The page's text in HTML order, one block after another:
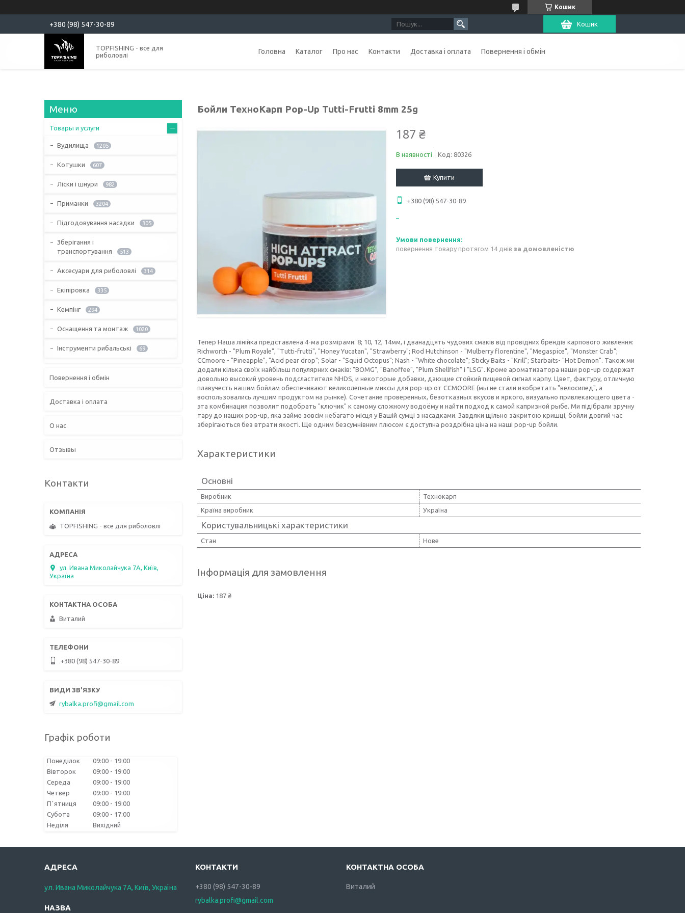
Кошик
+380 (98) 547-30-89 Кошик
TOPFISHING - все для
риболовлі
Головна Каталог Про нас Контакти Доставка і оплата Повернення і обмін
Бойли ТехноКарп Pop-Up Tutti-Frutti 8mm 25g
187 ₴
В наявності Код: 80326
Купити
+380 (98) 547-30-89
повернення товару протягом 14 днів за домовленістю
Тепер Наша лінійка представлена 4-ма розмірами: 8; 10, 12, 14мм, і дванадцять чудових смаків від провідних брендів карпового живлення:
Richworth - "Plum Royale", "Tutti-frutti", "Honey Yucatan", "Strawberry"; Rod Hutchinson - "Mulberry florentine", "Megaspice", "Monster Crab";
CCmoore - "Pineapple", "Acid pear drop"; Solar - "Squid Octopus"; Nash - "White chocolate"; Sticky Baits - "Krill"; Starbaits- "Hot Demon". Також ми
додали кілька своїх найбільш популярних смаків: "BOMG", "Banoffee", "Plum Shellfish" і "LSG". Кроме ароматизатора наши pop-up содержат
довольно высокий уровень подсластителя NHDS, и некоторые добавки, дающие стойкий пищевой сигнал карпу. Цвет, фактуру, отличную
плавучесть нашим бойлам обеспечивают великолепные миксы для pop-up от CCMOORE (мы не стали изобретать "велосипед", а
воспользовались лучшим продуктом на рынке). Сочетание проверенных, безотказных вкусов и яркого, визуально привлекающего цвета -
эта комбинация позволит подобрать "ключик" к самому сложному водоёму и найти подход к самой капризной рыбе. Ми підібрали зручну
тару до наших pop-up, яка займе зовсім небагато місця у Вашій сумці з насадками. Завдяки щільно закритою кришці, бойли довгий час
зберігаються без втрати якості. Ще одним безсумнівним плюсом є доступна роздрібна ціна на наші pop-up бойли.
Характеристики
Основні
Виробник
Технокарп
Країна виробник
Україна
Користувальницькі характеристики
Стан Нове
Інформація для замовлення
Ціна: 187 ₴
Товары и услуги
Вудилища 1205
Котушки 607
Ліски і шнури 982
Приманки 3204
Підгодовування насадки 305
Зберігання і
транспортування
513
Аксесуари для риболовлі 314
Екіпіровка 335
Кемпінг 294
Оснащення та монтаж 1020
Інструменти рибальські 69
Повернення і обмін
Доставка і оплата
О нас
Отзывы
Контакти
TOPFISHING - все для риболовлі
ул. Ивана Миколайчука 7А, Київ,
Україна
Виталий
+380 (98) 547-30-89
rybalka.profi@gmail.com
Графік роботи
Понеділок 09:00
19:00
Вівторок
09:00
19:00
Середа
09:00
19:00
Четвер
09:00
19:00
Пʼятниця
09:00
19:00
Субота
09:00
17:00
Неділя
Вихідний
ул. Ивана Миколайчука 7А, Київ, Україна
+380 (98) 547-30-89
rybalka.profi@gmail.com
Виталий